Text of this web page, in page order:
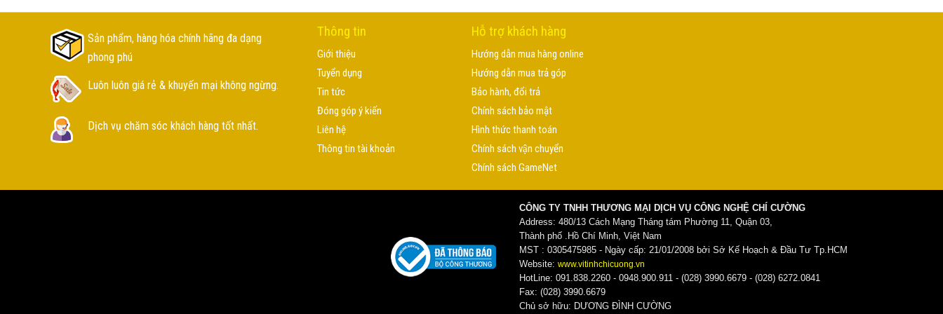
Sản phẩm, hàng hóa chính hãng đa dạng
phong phú
Luôn luôn giá rẻ & khuyến mại không ngừng.
Dịch vụ chăm sóc khách hàng tốt nhất.
Thông tin
Giới thiệu
Tuyển dụng
Tin tức
Đóng góp ý kiến
Liên hệ
Thông tin tài khoản
Hỗ trợ khách hàng
Hướng dẫn mua hàng online
Hướng dẫn mua trả góp
Bảo hành, đổi trả
Chính sách bảo mật
Hình thức thanh toán
Chính sách vận chuyển
Chính sách GameNet
CÔNG TY TNHH THƯƠNG MẠI DỊCH VỤ CÔNG NGHỆ CHÍ CƯỜNG
Address: 480/13 Cách Mạng Tháng tám Phường 11, Quận 03,
Thành phố .Hồ Chí Minh, Việt Nam
MST : 0305475985 - Ngày cấp: 21/01/2008 bởi Sở Kế Hoạch & Đầu Tư Tp.HCM
Website: www.vitinhchicuong.vn
HotLine: 091.838.2260 - 0948.900.911 - (028) 3990.6679 - (028) 6272.0841
Fax: (028) 3990.6679
Chủ sở hữu: DƯƠNG ĐÌNH CƯỜNG